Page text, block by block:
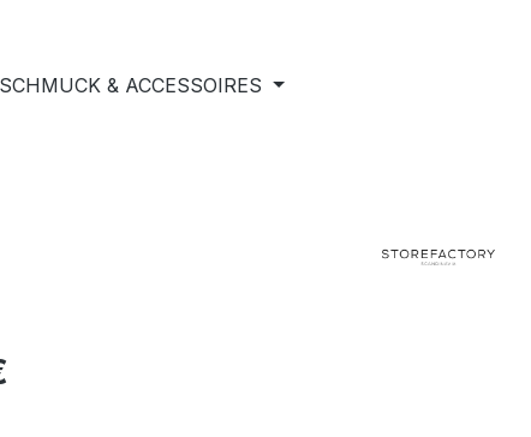
SCHMUCK & ACCESSOIRES